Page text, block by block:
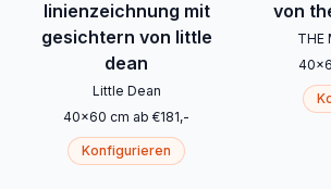
linienzeichnung mit
gesichtern von little
dean
Little Dean
40x60 cm ab €181,-
Konfigurieren
von
THE
40x